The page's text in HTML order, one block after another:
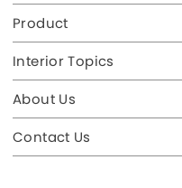
Product
Interior Topics
About Us
Contact Us